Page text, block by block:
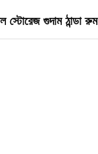
স্টোরেজ গুদাম ঠান্ডা রুম